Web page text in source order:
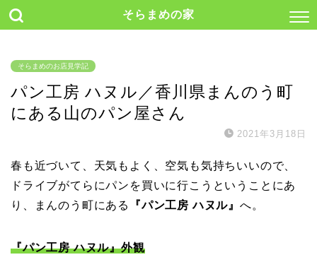
そらまめの家
そらまめのお店見学記
パン工房 ハヌル／香川県まんのう町
にある山のパン屋さん
2021年3月18日
春も近づいて、天気もよく、空気も気持ちいいので、
ドライブがてらにパンを買いに行こうということにあ
り、まんのう町にある
『パン工房 ハヌル』 へ。
『パン工房 ハヌル』外観